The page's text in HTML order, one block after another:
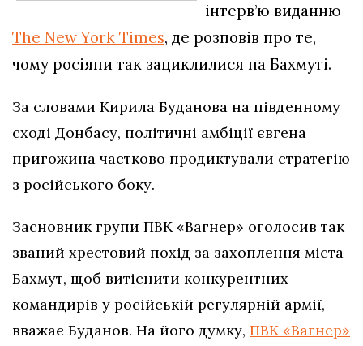
інтерв’ю виданню
The New York Times, де розповів про те,
чому росіяни так зациклилися на Бахмуті.
За словами Кирила Буданова на південному
сході Донбасу, політичні амбіції євгена
пригожина частково продиктували стратегію
з російського боку.
Засновник групи ПВК «Вагнер» оголосив так
званий хрестовий похід за захоплення міста
Бахмут, щоб витіснити конкурентних
командирів у російській регулярній армії,
вважає Буданов. На його думку, ПВК «Вагнер»